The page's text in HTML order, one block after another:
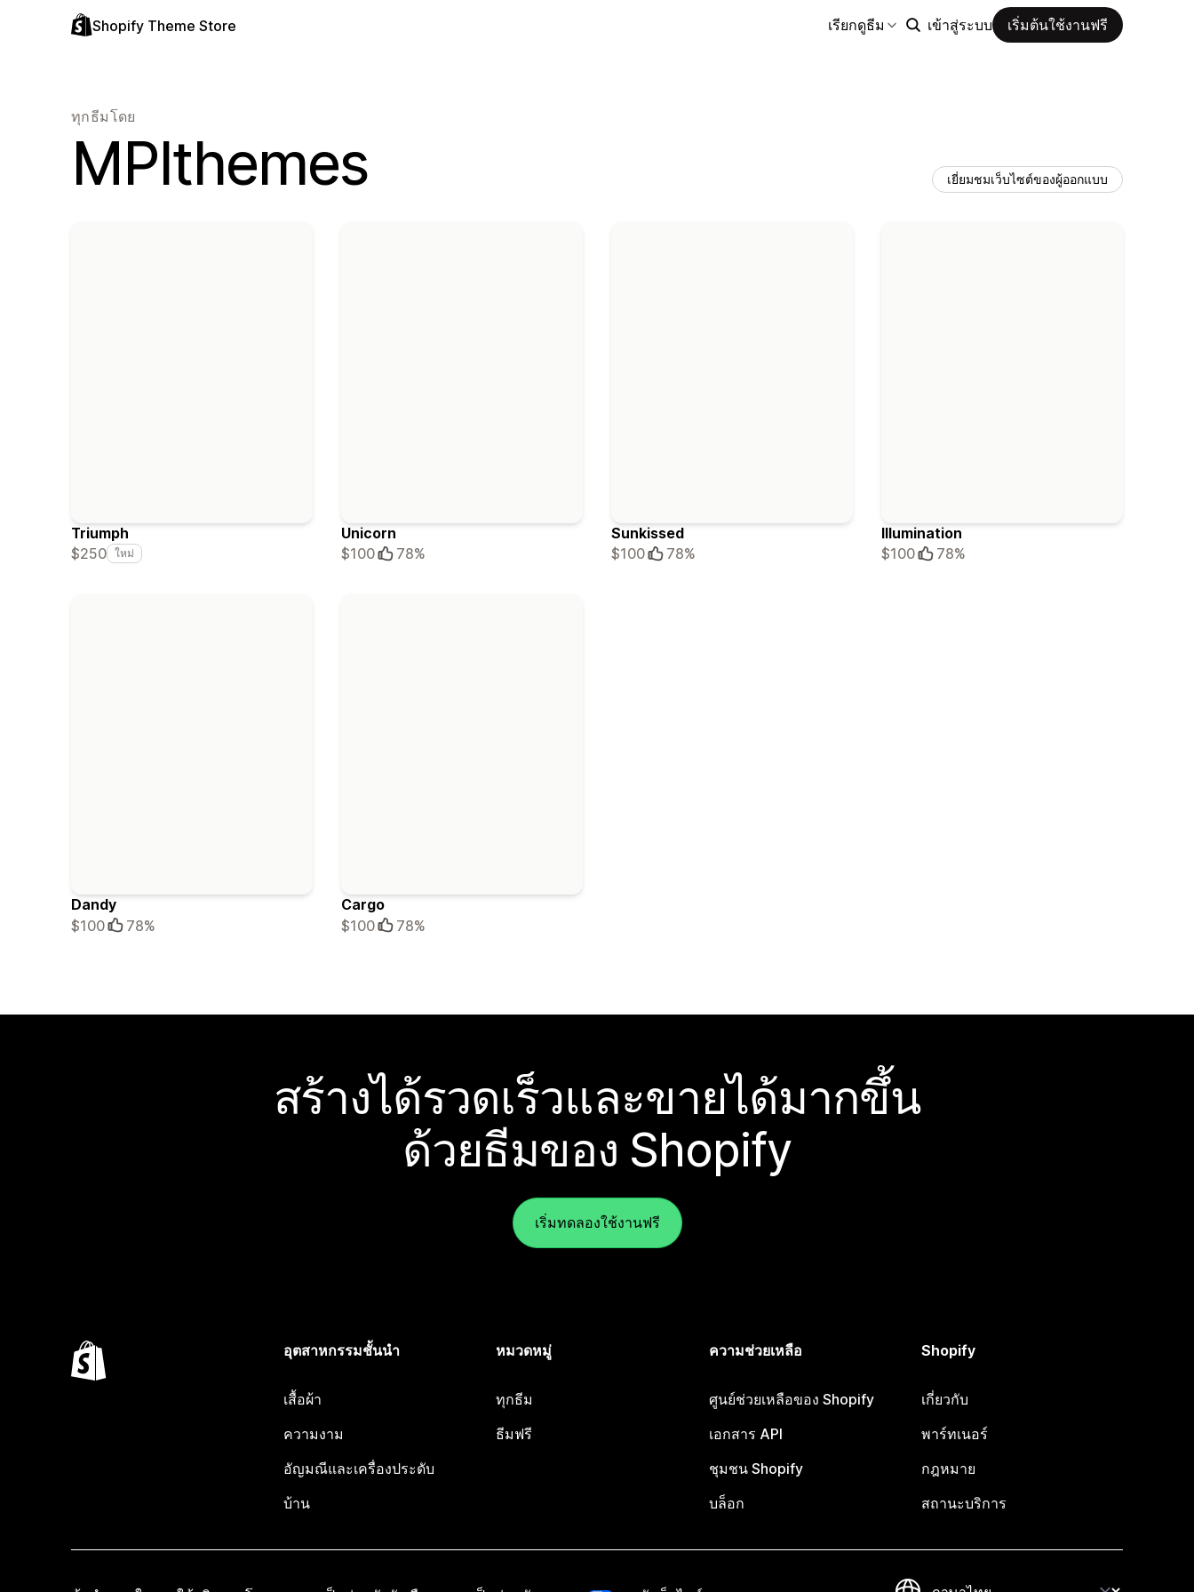
Shopify Theme Store เรียกดูธีม เข้าสู่ระบบ เริ่มต้นใช้งานฟรี
ทุกธีมโดย
MPIthemes เยี่ยมชมเว็บไซต์ของผู้ออกแบบ
Triumph
$250 ใหม่
Unicorn
$100
78%
Sunkissed
$100
78%
Illumination
$100
78%
Dandy
$100
78%
Cargo
$100
78%
สร้างได้รวดเร็วและขายได้มากขึ้น
ด้วยธีมของ Shopify
เริ่มทดลองใช้งานฟรี
อุตสาหกรรมชั้นนำ
เสื้อผ้า
ความงาม
อัญมณีและเครื่องประดับ
บ้าน
หมวดหมู่
ทุกธีม
ธีมฟรี
ความช่วยเหลือ
ศูนย์ช่วยเหลือของ Shopify
เอกสาร API
ชุมชน Shopify
บล็อก
Shopify
เกี่ยวกับ
พาร์ทเนอร์
กฎหมาย
สถานะบริการ